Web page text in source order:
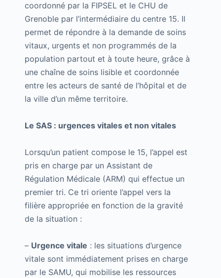
coordonné par la FIPSEL et le CHU de
Grenoble par l’intermédiaire du centre 15. Il
permet de répondre à la demande de soins
vitaux, urgents et non programmés de la
population partout et à toute heure, grâce à
une chaîne de soins lisible et coordonnée
entre les acteurs de santé de l’hôpital et de
la ville d’un même territoire.
Le SAS : urgences vitales et non vitales
Lorsqu’un patient compose le 15, l’appel est
pris en charge par un Assistant de
Régulation Médicale (ARM) qui effectue un
premier tri. Ce tri oriente l’appel vers la
filière appropriée en fonction de la gravité
de la situation :
– Urgence vitale : les situations d’urgence
vitale sont immédiatement prises en charge
par le SAMU, qui mobilise les ressources